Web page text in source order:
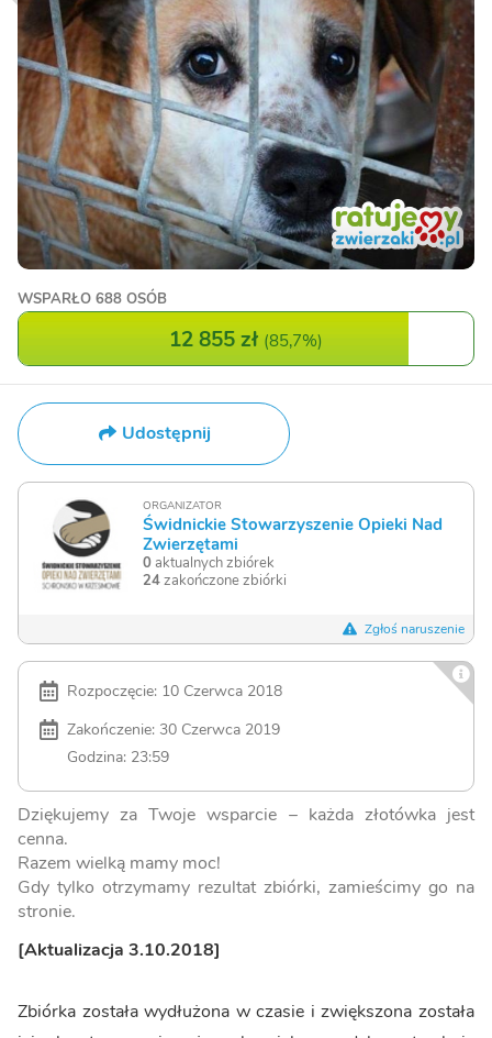
WSPARŁO 688 OSÓB
12 855 zł (85,7%)
Udostępnij
ORGANIZATOR
Świdnickie Stowarzyszenie Opieki Nad
Zwierzętami
0aktualnych zbiórek
24zakończone zbiórki
Zgłoś naruszenie
Rozpoczęcie: 10 Czerwca 2018
Zakończenie: 30 Czerwca 2019
Godzina: 23:59
Dziękujemy za Twoje wsparcie – każda złotówka jest
cenna.
Razem wielką mamy moc!
Gdy tylko otrzymamy rezultat zbiórki, zamieścimy go na
stronie.
[Aktualizacja 3.10.2018]
Zbiórka została wydłużona w czasie i zwiększona została